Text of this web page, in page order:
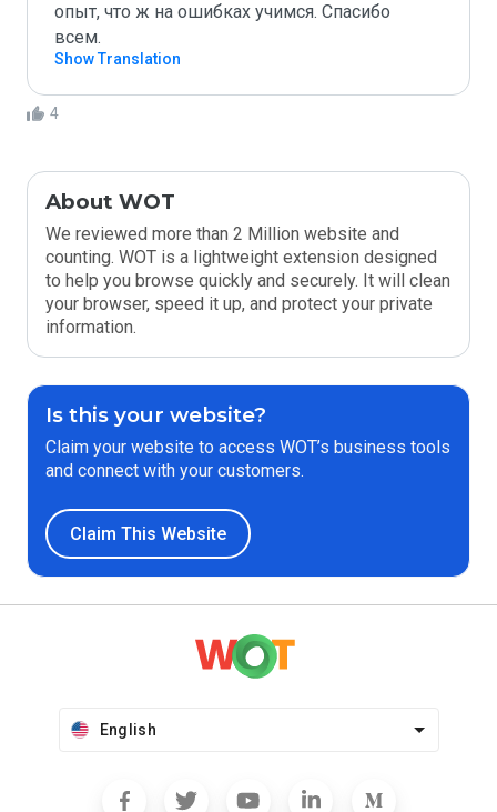
опыт, что ж на ошибках учимся. Спасибо
всем.
Show Translation
4
About WOT
We reviewed more than 2 Million website and
counting. WOT is a lightweight extension designed
to help you browse quickly and securely. It will clean
your browser, speed it up, and protect your private
information.
Is this your website?
Claim your website to access WOT’s business tools
and connect with your customers.
Claim This Website
English